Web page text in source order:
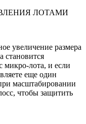
ЛОТАМИ
увеличение размера
становится
лота, и если
еще один
масштабировании
чтобы защитить